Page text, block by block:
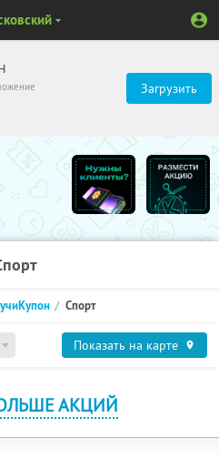
Загрузить
Спорт
Показать на карте
АКЦИЙ